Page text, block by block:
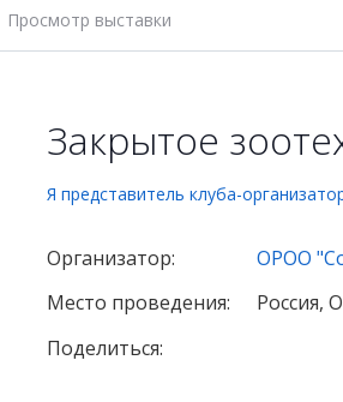
Просмотр выставки
Закрытое
Я представитель клуба-
Организатор:
ОРОО
Место проведения:
Россия,
Поделиться: